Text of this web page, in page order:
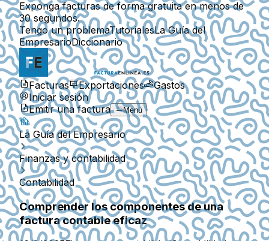
Exponga facturas de forma gratuita en menos de
30 segundos.
Tengo un problemaTutorialesLa Guía del
EmpresarioDiccionario
Facturas Exportaciones
Gastos
Iniciar sesión
Emitir una factura
Menú
La Guía del Empresario
Finanzas y contabilidad
Contabilidad
Comprender los componentes de una
factura contable eficaz